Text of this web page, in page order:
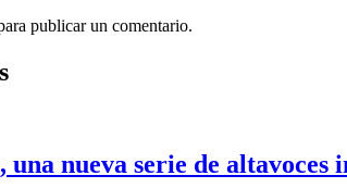
publicar un comentario.
una nueva serie de altavoces